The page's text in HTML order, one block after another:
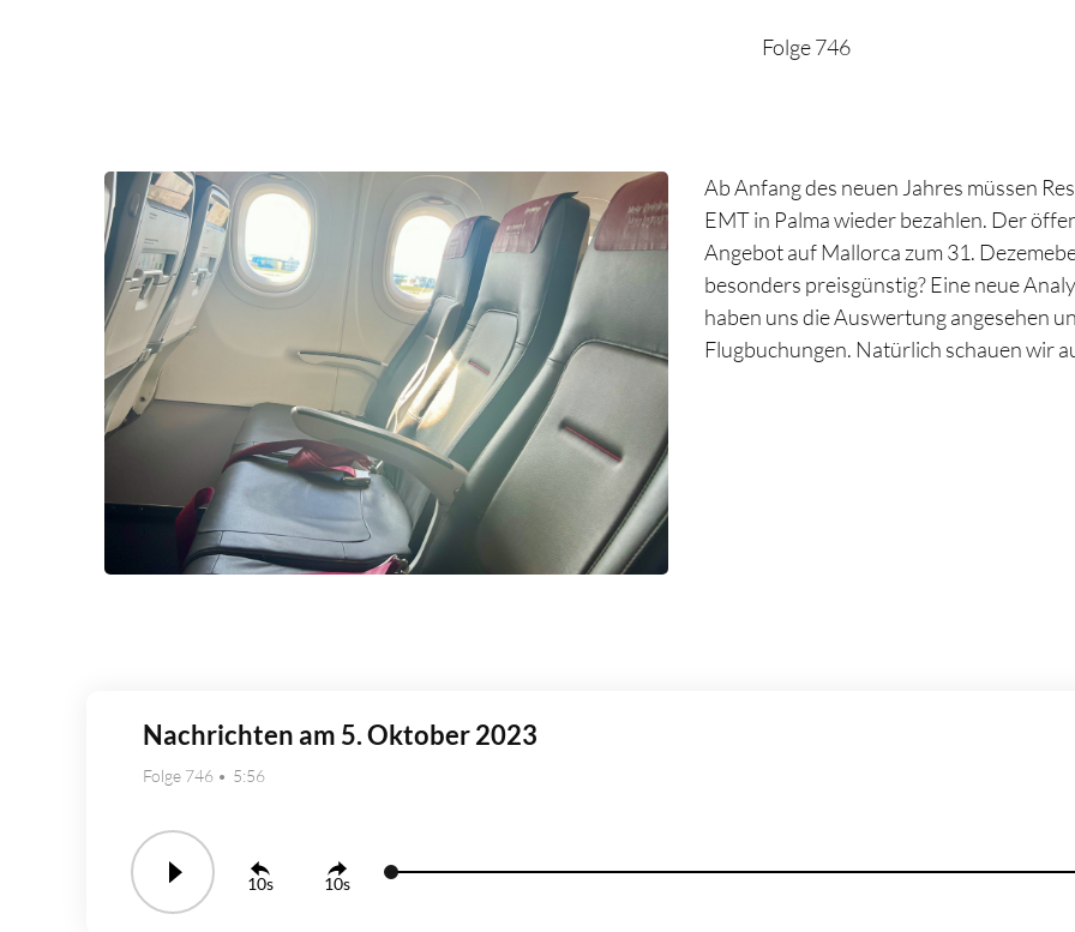
Folge 746
Ab Anfang des neuen Jahres müssen
EMT in Palma wieder bezahlen. Der
Angebot auf Mallorca zum 31.
besonders preisgünstig? Eine neue
haben uns die Auswertung angesehen
Flugbuchungen. Natürlich schauen wir
Nachrichten am 5. Oktober 2023
Folge 746 5:56
10 10